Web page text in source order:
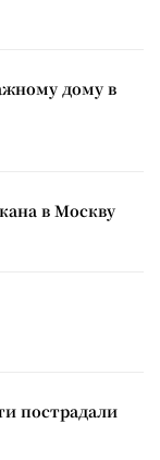
дому в
в Москву
пострадали